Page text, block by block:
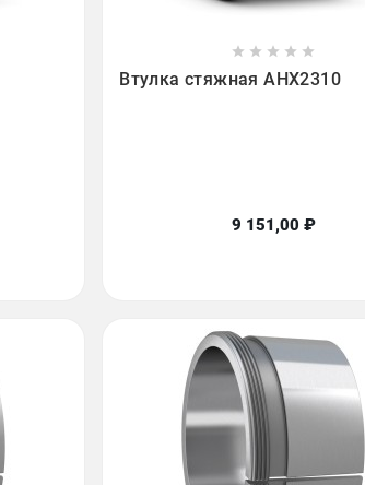
    
Втулка стяжная AHX2310
9 151,00 ₽